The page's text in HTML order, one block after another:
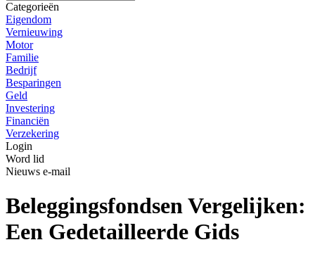
Categorieën
Eigendom
Vernieuwing
Motor
Familie
Bedrijf
Besparingen
Geld
Investering
Financiën
Verzekering
Login
Word lid
Nieuws e-mail
Beleggingsfondsen Vergelijken:
Een Gedetailleerde Gids